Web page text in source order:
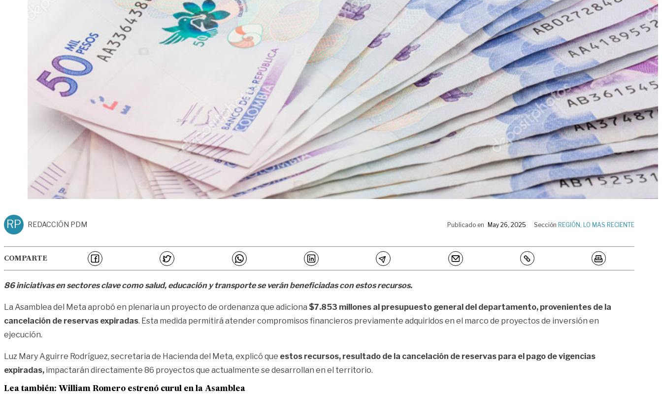
RP REDACCIÓN PDM Publicado en May 26, 2025 Sección REGIÓN, LO MAS RECIENTE
COMPARTE
86 iniciativas en sectores clave como salud, educación y transporte se verán beneficiadas con estos recursos.
La Asamblea del Meta aprobó en plenaria un proyecto de ordenanza que adiciona $7.853 millones al presupuesto general del departamento, provenientes de la
cancelación de reservas expiradas. Esta medida permitirá atender compromisos financieros previamente adquiridos en el marco de proyectos de inversión en
ejecución.
Luz Mary Aguirre Rodríguez, secretaria de Hacienda del Meta, explicó que estos recursos, resultado de la cancelación de reservas para el pago de vigencias
expiradas, impactarán directamente 86 proyectos que actualmente se desarrollan en el territorio.
Lea también: William Romero estrenó curul en la Asamblea